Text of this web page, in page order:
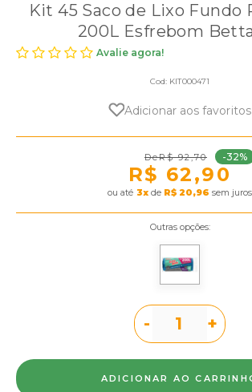
Kit 45 Saco de Lixo Fundo
200L Esfrebom
Avalie agora!
Cod: KIT000471
Adicionar aos favoritos
R$ 92,70 -32%
R$ 62,90
ou 3x de R$ 20,96 sem juros
Outras opções:
- +